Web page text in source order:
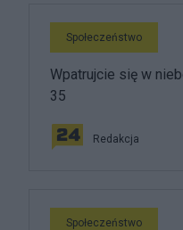
Społeczeństwo
Wpatrujcie się w
35
Redakcja
Społeczeństwo